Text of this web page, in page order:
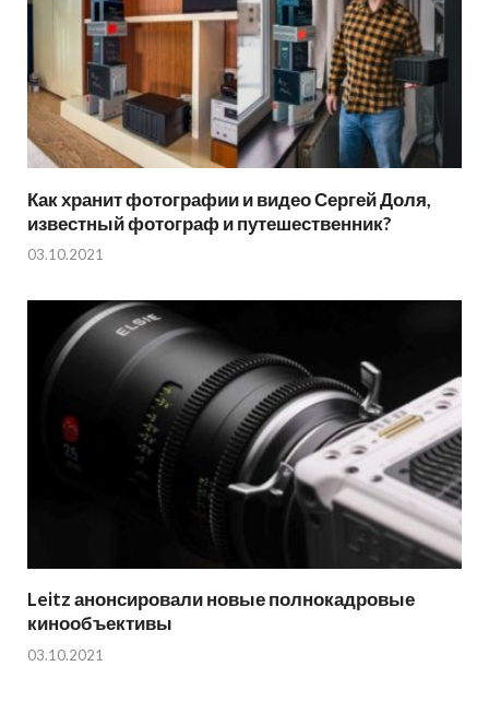
Как хранит фотографии и видео Сергей Доля,
известный фотограф и путешественник?
03.10.2021
Leitz анонсировали новые полнокадровые
кинообъективы
03.10.2021